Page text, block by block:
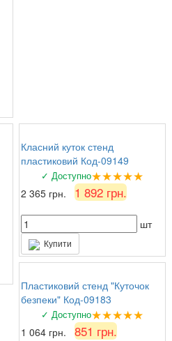
Класний куток стенд
пластиковий Код-09149
✓ Доступно★★★★★
2 365 грн. 1 892 грн.
шт
Купити
Пластиковий стенд "Куточок
безпеки" Код-09183
✓ Доступно★★★★★
1 064 грн. 851 грн.